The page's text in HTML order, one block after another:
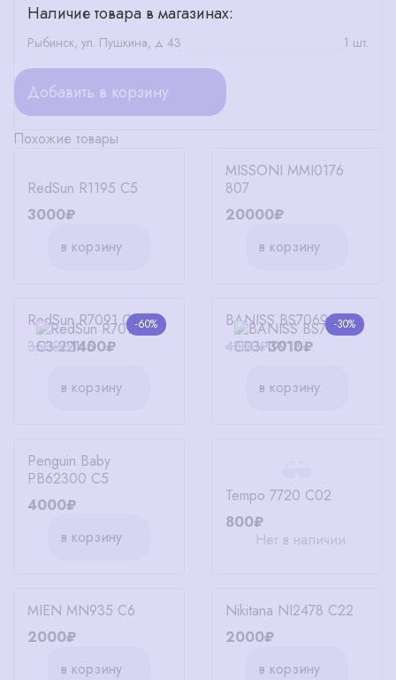
Наличие товара в магазинах:
Рыбинск, ул. Пушкина, д 43 1 шт.
Добавить в корзину
Похожие товары
RedSun R1195 C5
3000₽
в корзину
MISSONI MMI0176
807
20000₽
в корзину
-60%
RedSun R7091 C3
3500₽1400₽
в корзину
-30%
BANISS BS7069 C03
4300₽3010₽
в корзину
Penguin Baby
PB62300 C5
4000₽
в корзину
Tempo 7720 C02
800₽
Нет в наличии
MIEN MN935 C6
2000₽
в корзину
Nikitana NI2478 C22
2000₽
в корзину